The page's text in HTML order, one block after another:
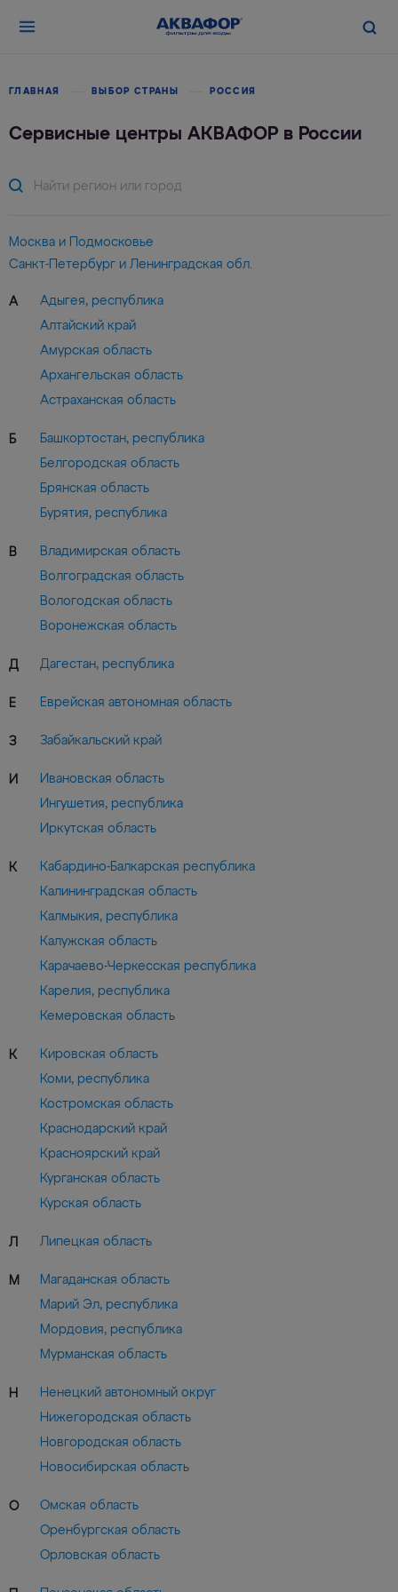
ГЛАВНАЯ ВЫБОР СТРАНЫ РОССИЯ
Сервисные центры АКВАФОР в России
Москва и Подмосковье
Санкт-Петербург и Ленинградская обл.
А
Адыгея, республика
Алтайский край
Амурская область
Архангельская область
Астраханская область
Б
Башкортостан, республика
Белгородская область
Брянская область
Бурятия, республика
В
Владимирская область
Волгоградская область
Вологодская область
Воронежская область
Д Дагестан, республика
Е Еврейская автономная область
З Забайкальский край
И
Ивановская область
Ингушетия, республика
Иркутская область
К
Кабардино-Балкарская республика
Калининградская область
Калмыкия, республика
Калужская область
Карачаево-Черкесская республика
Карелия, республика
Кемеровская область
К
Кировская область
Коми, республика
Костромская область
Краснодарский край
Красноярский край
Курганская область
Курская область
Л Липецкая область
М
Магаданская область
Марий Эл, республика
Мордовия, республика
Мурманская область
Н
Ненецкий автономный округ
Нижегородская область
Новгородская область
Новосибирская область
О
Омская область
Оренбургская область
Орловская область